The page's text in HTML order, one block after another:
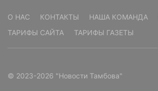
О НАС КОНТАКТЫ НАША КОМАНДА
ТАРИФЫ САЙТА
ТАРИФЫ ГАЗЕТЫ
© 2023-2026 "Новости Тамбова"